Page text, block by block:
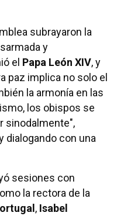
subrayaron la
y
el Papa León XIV, y
paz implica no solo el
la armonía en las
los obispos se
sinodalmente",
dialogando con una
sesiones con
la rectora de la
, Isabel